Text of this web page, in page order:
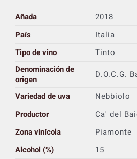
Añada
2018
País
Italia
Tipo de vino
Tinto
Denominación de
origen
D.O.C.G.
Variedad de uva
Nebbiolo
Productor
Ca' del
Zona vinícola
Piamonte
Alcohol (%)
15